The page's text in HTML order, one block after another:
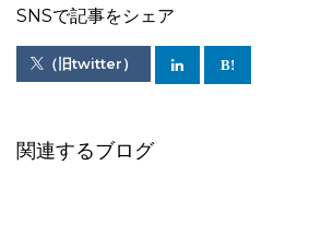
SNSで記事をシェア
（旧twitter）
関連するブログ